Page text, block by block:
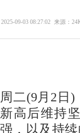
2025-09-03 08:27:02 来源：
周二(9月2日)
新高后维持
强，以及持